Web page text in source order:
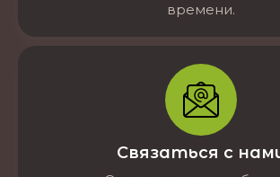
времени.
Связаться с